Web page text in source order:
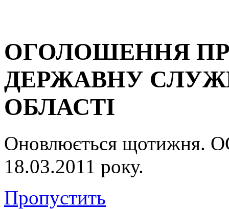
ОГОЛОШЕННЯ
ДЕРЖАВНУ
ОБЛАСТІ
Оновлюється
18.03.2011 року.
Пропустить